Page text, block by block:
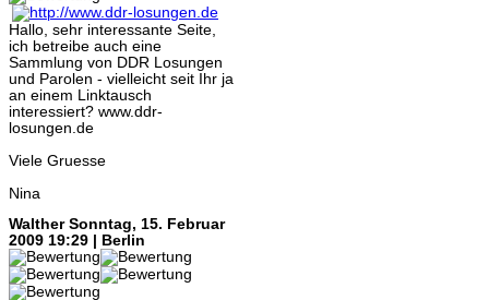
Hallo, sehr interessante Seite,
ich betreibe auch eine
Sammlung von DDR Losungen
und Parolen - vielleicht seit Ihr ja
an einem Linktausch
interessiert? www.ddr-
losungen.de
Viele Gruesse
Nina
Walther Sonntag, 15. Februar
2009 19:29 | Berlin